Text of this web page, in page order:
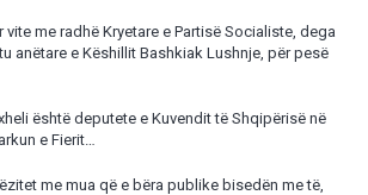
me radhë Kryetare e Partisë Socialiste, dega
anëtare e Këshillit Bashkiak Lushnje, për pesë
është deputete e Kuvendit të Shqipërisë në
e Fierit…
me mua që e bëra publike bisedën me të,